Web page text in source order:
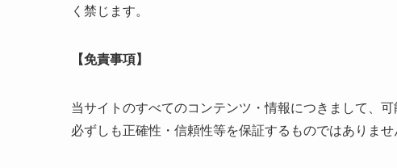
く禁じます。
【免責事項】
当サイトのすべてのコンテンツ・情報につきまして、
必ずしも正確性・信頼性等を保証するものではありませ